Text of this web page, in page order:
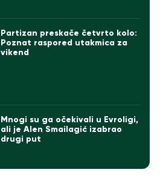
Partizan preskače četvrto kolo:
Poznat raspored utakmica za
vikend
Mnogi su ga očekivali u Evroligi,
ali je Alen Smailagić izabrao
drugi put